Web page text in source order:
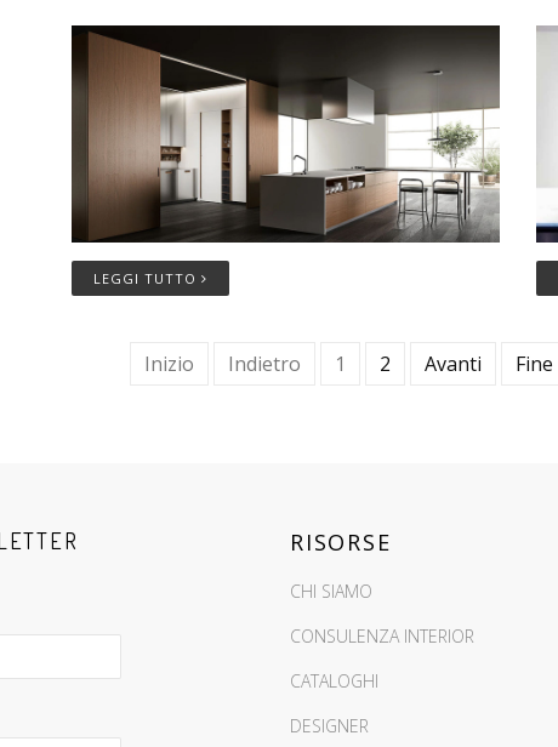
LEGGI TUTTO
Inizio Indietro 1 2 Avanti Fine
RISORSE
CHI SIAMO
CONSULENZA INTERIOR
CATALOGHI
DESIGNER